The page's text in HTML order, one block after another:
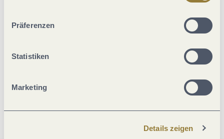
ablehnen" kann es zu Beeinträchtigungen in der Nutzung
Präferenzen
Statistiken
Marketing
Details zeigen